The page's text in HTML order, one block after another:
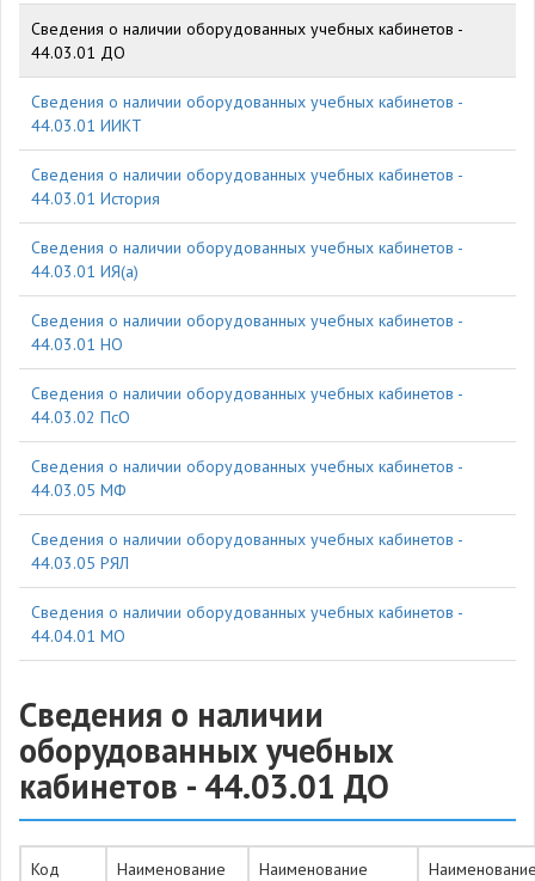
Cведения о наличии оборудованных учебных кабинетов -
44.03.01 ДО
Cведения о наличии оборудованных учебных кабинетов -
44.03.01 ИИКТ
Cведения о наличии оборудованных учебных кабинетов -
44.03.01 История
Cведения о наличии оборудованных учебных кабинетов -
44.03.01 ИЯ(а)
Cведения о наличии оборудованных учебных кабинетов -
44.03.01 НО
Cведения о наличии оборудованных учебных кабинетов -
44.03.02 ПсО
Cведения о наличии оборудованных учебных кабинетов -
44.03.05 МФ
Cведения о наличии оборудованных учебных кабинетов -
44.03.05 РЯЛ
Cведения о наличии оборудованных учебных кабинетов -
44.04.01 МО
Cведения о наличии
оборудованных учебных
кабинетов - 44.03.01 ДО
Код
Наименование
Наименование